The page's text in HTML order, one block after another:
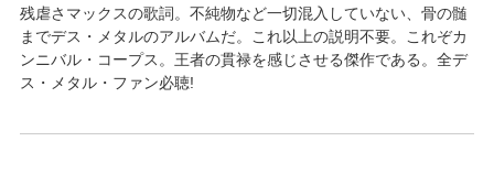
残虐さマックスの歌詞。不純物など一切混入していない、骨の髄
までデス・メタルのアルバムだ。これ以上の説明不要。これぞカ
ンニバル・コープス。王者の貫禄を感じさせる傑作である。全デ
ス・メタル・ファン必聴!